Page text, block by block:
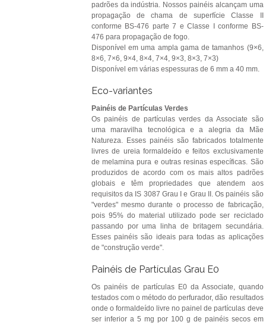
padrões da indústria. Nossos painéis alcançam uma
propagação de chama de superfície Classe II
conforme BS-476 parte 7 e Classe I conforme BS-
476 para propagação de fogo.
Disponível em uma ampla gama de tamanhos (9×6,
8×6, 7×6, 9×4, 8×4, 7×4, 9×3, 8×3, 7×3)
Disponível em várias espessuras de 6 mm a 40 mm.
Eco-variantes
Painéis de Partículas Verdes
Os painéis de partículas verdes da Associate são
uma maravilha tecnológica e a alegria da Mãe
Natureza. Esses painéis são fabricados totalmente
livres de ureia formaldeído e feitos exclusivamente
de melamina pura e outras resinas específicas. São
produzidos de acordo com os mais altos padrões
globais e têm propriedades que atendem aos
requisitos da IS 3087 Grau I e Grau II. Os painéis são
"verdes" mesmo durante o processo de fabricação,
pois 95% do material utilizado pode ser reciclado
passando por uma linha de britagem secundária.
Esses painéis são ideais para todas as aplicações
de "construção verde".
Painéis de Partículas Grau E0
Os painéis de partículas E0 da Associate, quando
testados com o método do perfurador, dão resultados
onde o formaldeído livre no painel de partículas deve
ser inferior a 5 mg por 100 g de painéis secos em